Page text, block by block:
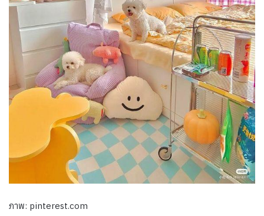
ภาพ: pinterest.com